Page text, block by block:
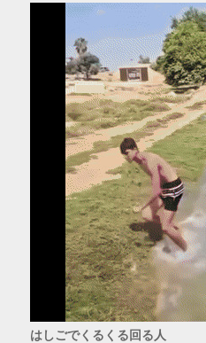
はしごでくるくる回る人